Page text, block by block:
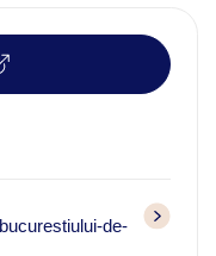
de-